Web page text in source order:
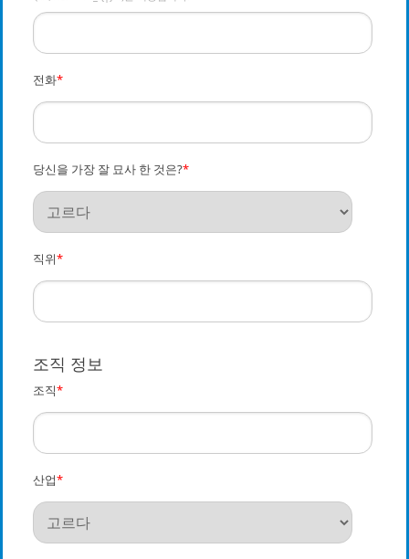
전화*
당신을 가장 잘 묘사 한 것은?*
직위*
조직 정보
조직*
산업*